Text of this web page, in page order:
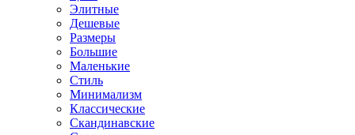
Элитные
Дешевые
Размеры
Большие
Маленькие
Стиль
Минимализм
Классические
Скандинавские